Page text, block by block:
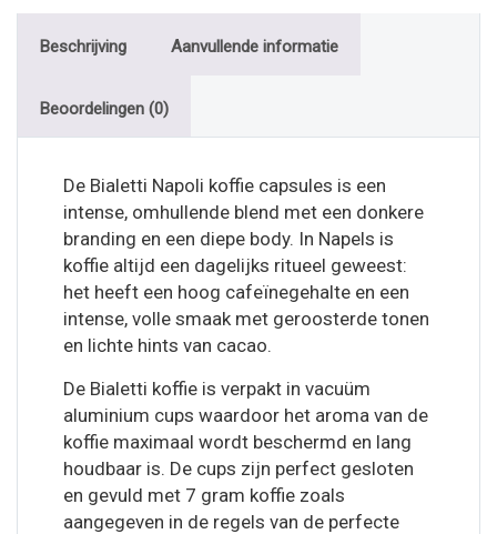
Beschrijving Aanvullende informatie
Beoordelingen (0)
De Bialetti Napoli koffie capsules is een
intense, omhullende blend met een donkere
branding en een diepe body. In Napels is
koffie altijd een dagelijks ritueel geweest:
het heeft een hoog cafeïnegehalte en een
intense, volle smaak met geroosterde tonen
en lichte hints van cacao.
De Bialetti koffie is verpakt in vacuüm
aluminium cups waardoor het aroma van de
koffie maximaal wordt beschermd en lang
houdbaar is. De cups zijn perfect gesloten
en gevuld met 7 gram koffie zoals
aangegeven in de regels van de perfecte